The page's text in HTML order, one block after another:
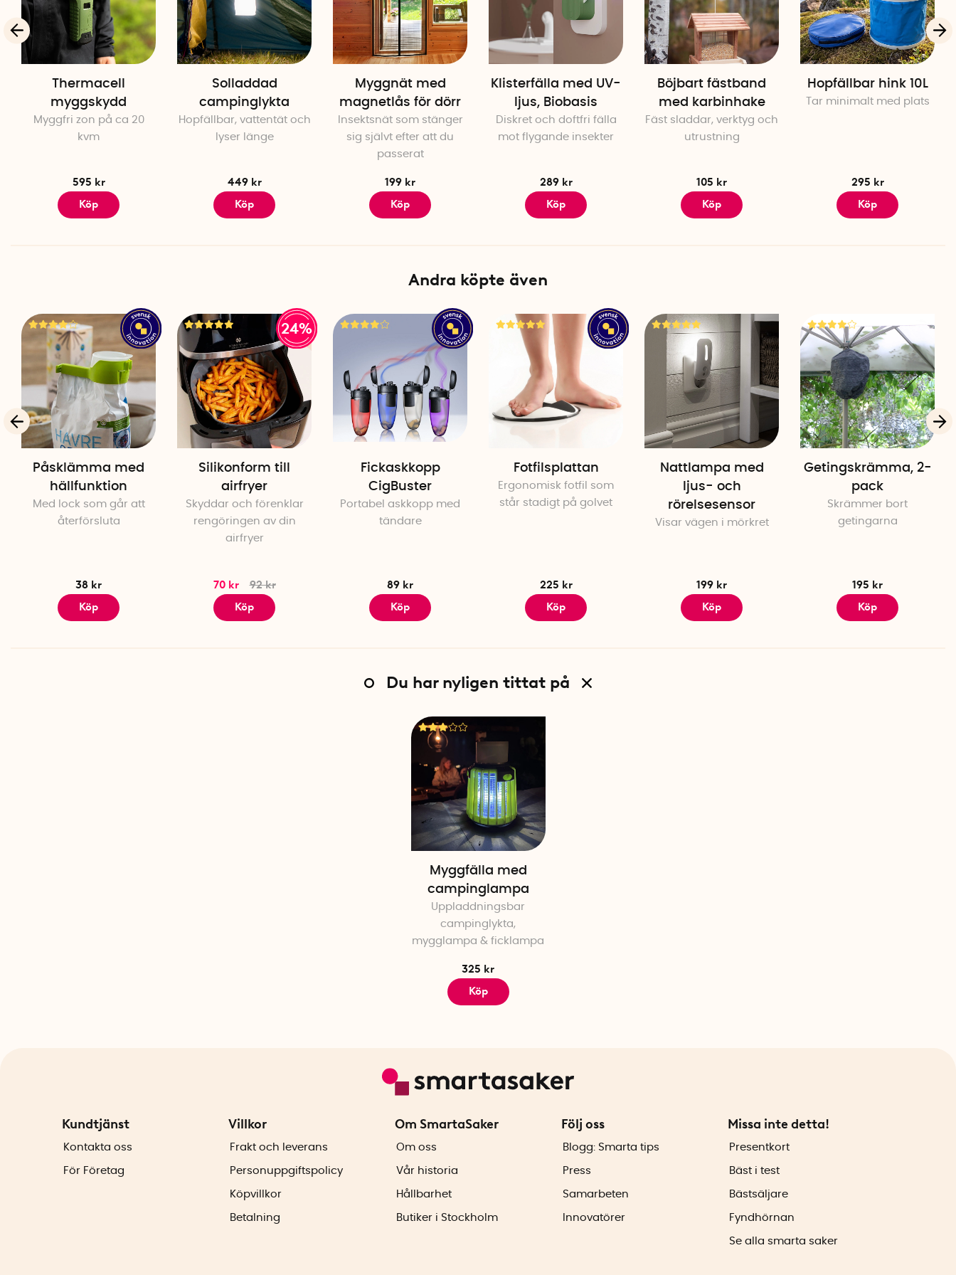
Thermacell
myggskydd
Myggfri zon på ca 20
kvm
595 kr
Köp
Solladdad
campinglykta
Hopfällbar, vattentät och
lyser länge
449 kr
Köp
Myggnät med
magnetlås för dörr
Insektsnät som stänger
sig självt efter att du
passerat
199 kr
Köp
Klisterfälla med UV-
ljus, Biobasis
Diskret och doftfri fälla
mot flygande insekter
289 kr
Köp
Böjbart fästband
med karbinhake
Fäst sladdar, verktyg och
utrustning
105 kr
Köp
Hopfällbar hink 10L
Tar minimalt med plats
295 kr
Köp
Andra köpte även
Påsklämma med
hällfunktion
Med lock som går att
återförsluta
38 kr
Köp
24%
Silikonform till
airfryer
Skyddar och förenklar
rengöringen av din
airfryer
70 kr
92 kr
Köp
Fickaskkopp
CigBuster
Portabel askkopp med
tändare
89 kr
Köp
Fotfilsplattan
Ergonomisk fotfil som
står stadigt på golvet
225 kr
Köp
Nattlampa med
ljus- och
rörelsesensor
Visar vägen i mörkret
199 kr
Köp
Getingskrämma, 2-
pack
Skrämmer bort
getingarna
195 kr
Köp
Du har nyligen tittat på
Myggfälla med
campinglampa
Uppladdningsbar
campinglykta,
mygglampa & ficklampa
325 kr
Köp
Kundtjänst
Kontakta oss
För Företag
Villkor
Frakt och leverans
Personuppgiftspolicy
Köpvillkor
Betalning
Om SmartaSaker
Om oss
Vår historia
Hållbarhet
Butiker i Stockholm
Följ oss
Blogg: Smarta tips
Press
Samarbeten
Innovatörer
Missa inte detta!
Presentkort
Bäst i test
Bästsäljare
Fyndhörnan
Se alla smarta saker